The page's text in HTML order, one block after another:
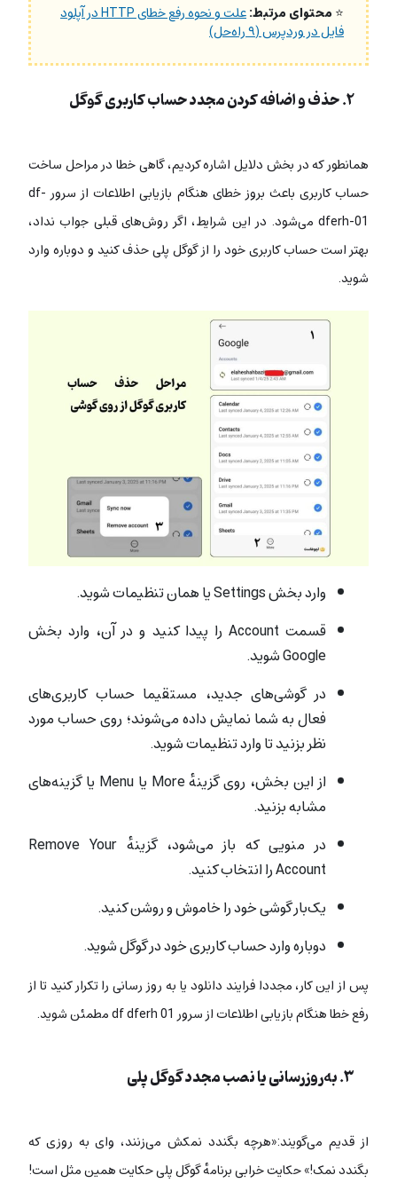
⭐محتوای مرتبط: علت و نحوه رفع خطای HTTP در آپلود
فایل در وردپرس (۹ راه‌حل)
۲. حذف و اضافه کردن مجدد حساب کاربری گوگل
همانطور که در بخش دلایل اشاره کردیم، گاهی خطا در مراحل ساخت
حساب کاربری باعث بروز خطای هنگام بازیابی اطلاعات از سرور df-
dferh-01 می‌شود. در این شرایط، اگر روش‌های قبلی جواب نداد،
بهتر است حساب کاربری خود را از گوگل پلی حذف کنید و دوباره وارد
شوید.
وارد بخش Settings یا همان تنظیمات شوید.
قسمت Account را پیدا کنید و در آن، وارد بخش
Google شوید.
در گوشی‌های جدید، مستقیما حساب کاربری‌های
فعال به شما نمایش داده می‌شوند؛‌ روی حساب مورد
نظر بزنید تا وارد تنظیمات شوید.
از این بخش، روی گزینهٔ More یا Menu یا گزینه‌های
مشابه بزنید.
در منویی که باز می‌شود، گزینهٔ Remove Your
Account را انتخاب کنید.
یک‌بار گوشی خود را خاموش و روشن کنید.
دوباره وارد حساب کاربری خود در گوگل شوید.
پس از این کار، مجددا فرایند دانلود یا به روز رسانی را تکرار کنید تا از
رفع خطا هنگام بازیابی اطلاعات از سرور df dferh 01 مطمئن شوید.
۳. به‌روزرسانی یا نصب مجدد گوگل پلی
از قدیم می‌گویند:«هرچه بگندد نمکش می‌زنند، وای به روزی که
بگندد نمک!» حکایت خرابی برنامهٔ گوگل پلی حکایت همین مثل است!